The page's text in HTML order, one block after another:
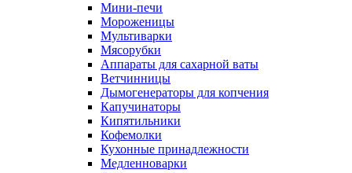
Мини-печи
Мороженицы
Мультиварки
Мясорубки
Аппараты для сахарной ваты
Ветчинницы
Дымогенераторы для копчения
Капучинаторы
Кипятильники
Кофемолки
Кухонные принадлежности
Медленноварки